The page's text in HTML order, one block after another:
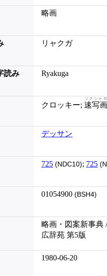
略画
リャクガ
読み Ryakuga
クロッキー; 速写画
ソクシャガ
デッサン
725 (NDC10); 725
01054900 (BSH4)
略画・図案新事典
広辞苑 第5版
1980-06-20